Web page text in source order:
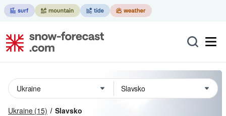
Ukraine (15) Slavsko